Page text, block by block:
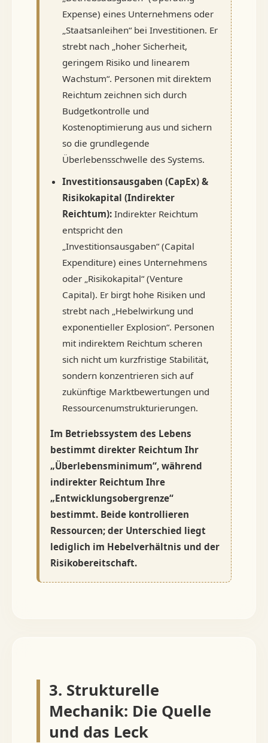
Expense) eines Unternehmens oder
„Staatsanleihen“ bei Investitionen. Er
strebt nach „hoher Sicherheit,
geringem Risiko und linearem
Wachstum“. Personen mit direktem
Reichtum zeichnen sich durch
Budgetkontrolle und
Kostenoptimierung aus und sichern
so die grundlegende
Überlebensschwelle des Systems.
Investitionsausgaben (CapEx) &
Risikokapital (Indirekter
Reichtum): Indirekter Reichtum
entspricht den
„Investitionsausgaben“ (Capital
Expenditure) eines Unternehmens
oder „Risikokapital“ (Venture
Capital). Er birgt hohe Risiken und
strebt nach „Hebelwirkung und
exponentieller Explosion“. Personen
mit indirektem Reichtum scheren
sich nicht um kurzfristige Stabilität,
sondern konzentrieren sich auf
zukünftige Marktbewertungen und
Ressourcenumstrukturierungen.
Im Betriebssystem des Lebens
bestimmt direkter Reichtum Ihr
„Überlebensminimum“, während
indirekter Reichtum Ihre
„Entwicklungsobergrenze“
bestimmt. Beide kontrollieren
Ressourcen; der Unterschied liegt
lediglich im Hebelverhältnis und der
Risikobereitschaft.
3. Strukturelle
Mechanik: Die Quelle
und das Leck